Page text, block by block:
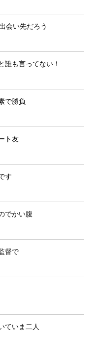
会い先だろう
誰も言ってない！
で勝負
ト友
す
でかい腹
督で
ていま二人